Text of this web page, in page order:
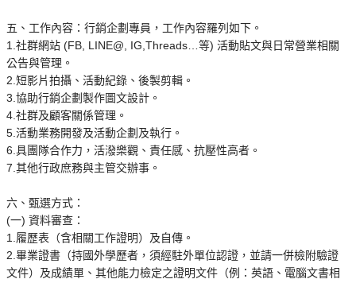
五、工作內容：行銷企劃專員，工作內容羅列如下。
1.社群網站 (FB, LINE@, IG,Threads…等) 活動貼文與日常營業相關
公告與管理。
2.短影片拍攝、活動紀錄、後製剪輯。
3.協助行銷企劃製作圖文設計。
4.社群及顧客關係管理。
5.活動業務開發及活動企劃及執行。
6.具團隊合作力，活潑樂觀、責任感、抗壓性高者。
7.其他行政庶務與主管交辦事。
六、甄選方式：
(一) 資料審查：
1.履歷表（含相關工作證明）及自傳。
2.畢業證書（持國外學歷者，須經駐外單位認證，並請一併檢附驗證
文件）及成績單、其他能力檢定之證明文件（例：英語、電腦文書相